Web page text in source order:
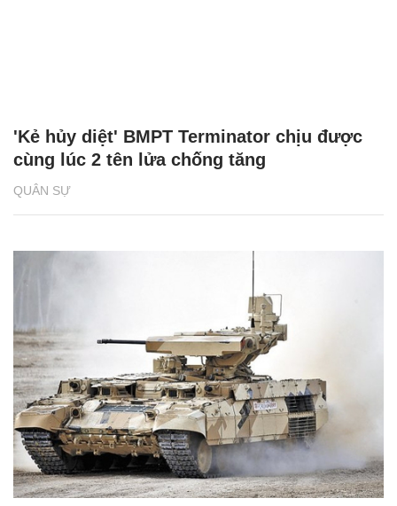
QUÂN SỰ
'Kẻ hủy diệt' BMPT Terminator chịu được
cùng lúc 2 tên lửa chống tăng